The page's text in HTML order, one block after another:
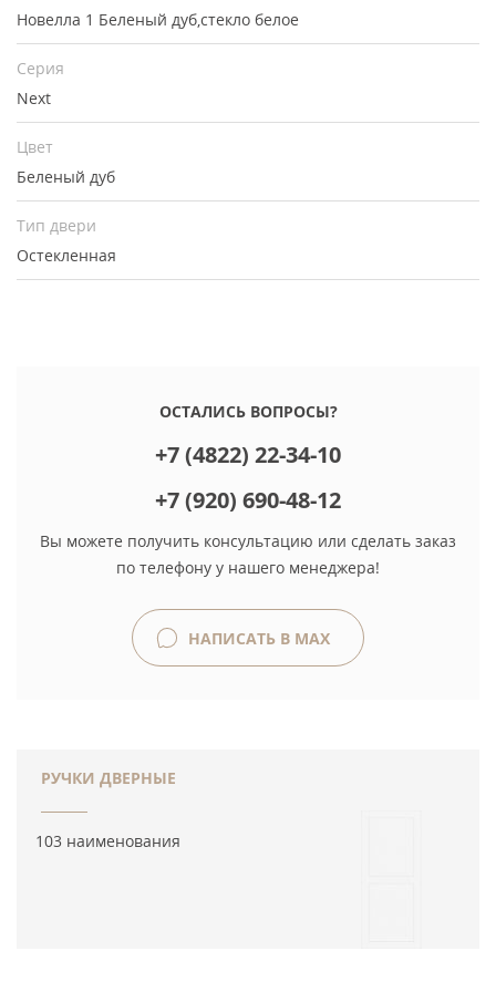
Новелла 1 Беленый дуб,стекло белое
Серия
Next
Цвет
Беленый дуб
Тип двери
Остекленная
ОСТАЛИСЬ ВОПРОСЫ?
+7 (4822) 22-34-10
+7 (920) 690-48-12
Вы можете получить консультацию или сделать заказ
по телефону у нашего менеджера!
НАПИСАТЬ В MAX
РУЧКИ ДВЕРНЫЕ
103 наименования